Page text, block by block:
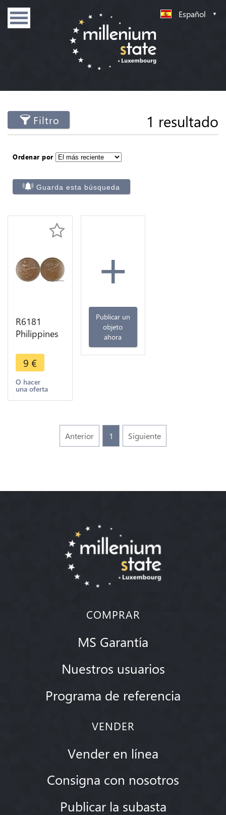
Español
Filtro 1 resultado
Ordenar por
Guarda esta búsqueda
R6181
Philippines
1926 M
Manila ->
Make offer
9 €
O hacer
una oferta
+
Publicar un
objeto
ahora
Anterior 1 Siguiente
COMPRAR
MS Garantía
Nuestros usuarios
Programa de referencia
VENDER
Vender en línea
Consigna con nosotros
Publicar la subasta